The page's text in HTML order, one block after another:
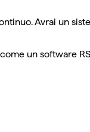
Avrai un
un software